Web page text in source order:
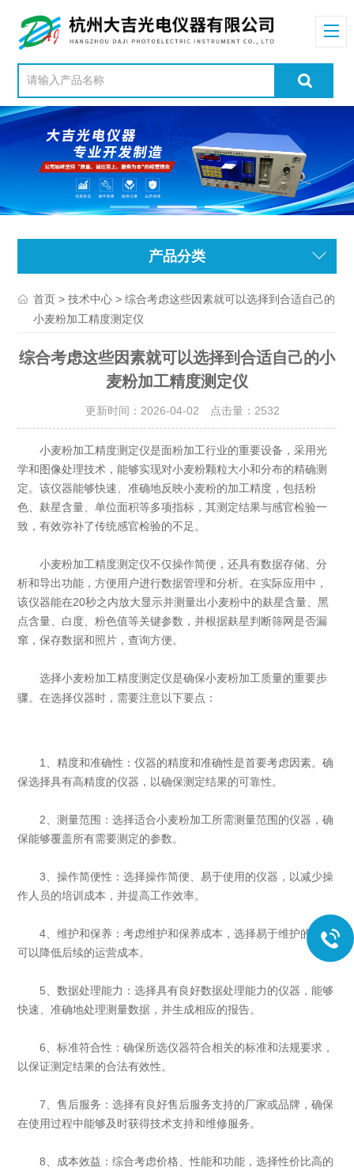
产品分类
首页 >技术中心 > 综合考虑这些因素就可以选择到合适自己的
小麦粉加工精度测定仪
综合考虑这些因素就可以选择到合适自己的小
麦粉加工精度测定仪
更新时间：2026-04-02 点击量： 2532
小麦粉加工精度测定仪是面粉加工行业的重要设备，采用光
学和图像处理技术，能够实现对小麦粉颗粒大小和分布的精确测
定。该仪器能够快速、准确地反映小麦粉的加工精度，包括粉
色、麸星含量、单位面积等多项指标，其测定结果与感官检验一
致，有效弥补了传统感官检验的不足。
小麦粉加工精度测定仪不仅操作简便，还具有数据存储、分
析和导出功能，方便用户进行数据管理和分析。在实际应用中，
该仪器能在20秒之内放大显示并测量出小麦粉中的麸星含量、黑
点含量、白度、粉色值等关键参数，并根据麸星判断筛网是否漏
窜，保存数据和照片，查询方便。
选择小麦粉加工精度测定仪是确保小麦粉加工质量的重要步
骤。在选择仪器时，需要注意以下要点：
1、精度和准确性：仪器的精度和准确性是首要考虑因素。确
保选择具有高精度的仪器，以确保测定结果的可靠性。
2、测量范围：选择适合小麦粉加工所需测量范围的仪器，确
保能够覆盖所有需要测定的参数。
3、操作简便性：选择操作简便、易于使用的仪器，以减少操
作人员的培训成本，并提高工作效率。
4、维护和保养：考虑维护和保养成本，选择易于维护的仪器
可以降低后续的运营成本。
5、数据处理能力：选择具有良好数据处理能力的仪器，能够
快速、准确地处理测量数据，并生成相应的报告。
6、标准符合性：确保所选仪器符合相关的标准和法规要求，
以保证测定结果的合法有效性。
7、售后服务：选择有良好售后服务支持的厂家或品牌，确保
在使用过程中能够及时获得技术支持和维修服务。
8、成本效益：综合考虑价格、性能和功能，选择性价比高的